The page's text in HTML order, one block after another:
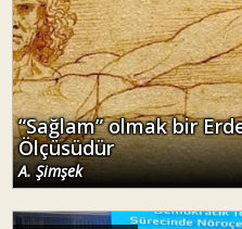
“Sağlam” olmak bir
Ölçüsüdür
A. Şimşek